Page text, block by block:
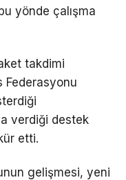
yönde çalışma
takdimi
Federasyonu
verdiği destek
etti.
gelişmesi, yeni